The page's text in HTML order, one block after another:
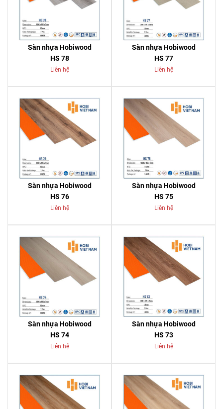
Sàn nhựa Hobiwood
HS 78
Liên hệ
Sàn nhựa Hobiwood
HS 77
Liên hệ
Sàn nhựa Hobiwood
HS 76
Liên hệ
Sàn nhựa Hobiwood
HS 75
Liên hệ
Sàn nhựa Hobiwood
HS 74
Liên hệ
Sàn nhựa Hobiwood
HS 73
Liên hệ